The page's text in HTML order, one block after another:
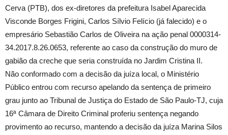
Cerva (PTB), dos ex-diretores da prefeitura Isabel Aparecida
Visconde Borges Frigini, Carlos Sílvio Felício (já falecido) e o
empresário Sebastião Carlos de Oliveira na ação penal 0000314-
34.2017.8.26.0653, referente ao caso da construção do muro de
gabião da creche que seria construída no Jardim Cristina II.
Não conformado com a decisão da juíza local, o Ministério
Público entrou com recurso apelando da sentença de primeiro
grau junto ao Tribunal de Justiça do Estado de São Paulo-TJ, cuja
16ª Câmara de Direito Criminal proferiu sentença negando
provimento ao recurso, mantendo a decisão da juíza Marina Silos